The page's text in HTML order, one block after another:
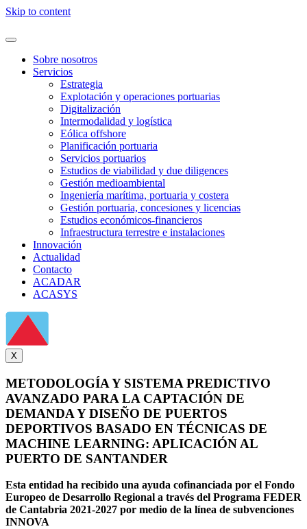
Skip to content
Sobre nosotros
Servicios
Estrategia
Explotación y operaciones portuarias
Digitalización
Intermodalidad y logística
Eólica offshore
Planificación portuaria
Servicios portuarios
Estudios de viabilidad y due diligences
Gestión medioambiental
Ingeniería marítima, portuaria y costera
Gestión portuaria, concesiones y licencias
Estudios económicos-financieros
Infraestructura terrestre e instalaciones
Innovación
Actualidad
Contacto
ACADAR
ACASYS
X
METODOLOGÍA Y SISTEMA PREDICTIVO
AVANZADO PARA LA CAPTACIÓN DE
DEMANDA Y DISEÑO DE PUERTOS
DEPORTIVOS BASADO EN TÉCNICAS DE
MACHINE LEARNING: APLICACIÓN AL
PUERTO DE SANTANDER
Esta entidad ha recibido una ayuda cofinanciada por el Fondo
Europeo de Desarrollo Regional a través del Programa FEDER
de Cantabria 2021-2027 por medio de la línea de subvenciones
INNOVA